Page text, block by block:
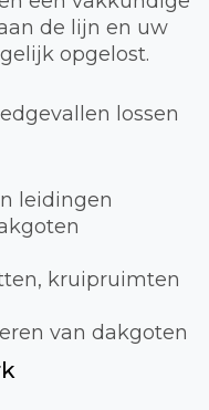
de lijn en uw
opgelost.
lossen
leidingen
kruipruimten
van dakgoten